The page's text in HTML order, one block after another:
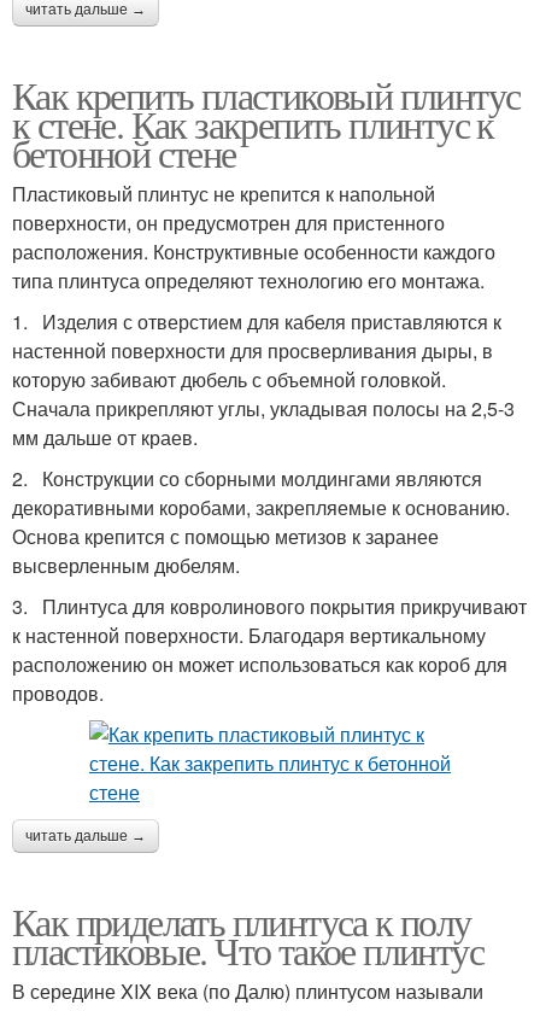
читать дальше →
Как крепить пластиковый плинтус
к стене. Как закрепить плинтус к
бетонной стене
Пластиковый плинтус не крепится к напольной
поверхности, он предусмотрен для пристенного
расположения. Конструктивные особенности каждого
типа плинтуса определяют технологию его монтажа.
1. Изделия с отверстием для кабеля приставляются к
настенной поверхности для просверливания дыры, в
которую забивают дюбель с объемной головкой.
Сначала прикрепляют углы, укладывая полосы на 2,5-3
мм дальше от краев.
2. Конструкции со сборными молдингами являются
декоративными коробами, закрепляемые к основанию.
Основа крепится с помощью метизов к заранее
высверленным дюбелям.
3. Плинтуса для ковролинового покрытия прикручивают
к настенной поверхности. Благодаря вертикальному
расположению он может использоваться как короб для
проводов.
читать дальше →
Как приделать плинтуса к полу
пластиковые. Что такое плинтус
В середине XIX века (по Далю) плинтусом называли